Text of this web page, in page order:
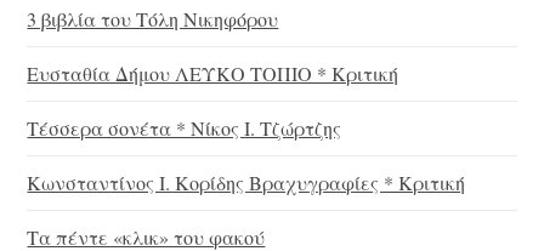
3 βιβλία του Τόλη Νικηφόρου
Ευσταθία Δήμου ΛΕΥΚΟ ΤΟΠΙΟ * Κριτική
Τέσσερα σονέτα * Νίκος Ι. Τζώρτζης
Κωνσταντίνος Ι. Κορίδης Βραχυγραφίες * Κριτική
Τα πέντε «κλικ» του φακού